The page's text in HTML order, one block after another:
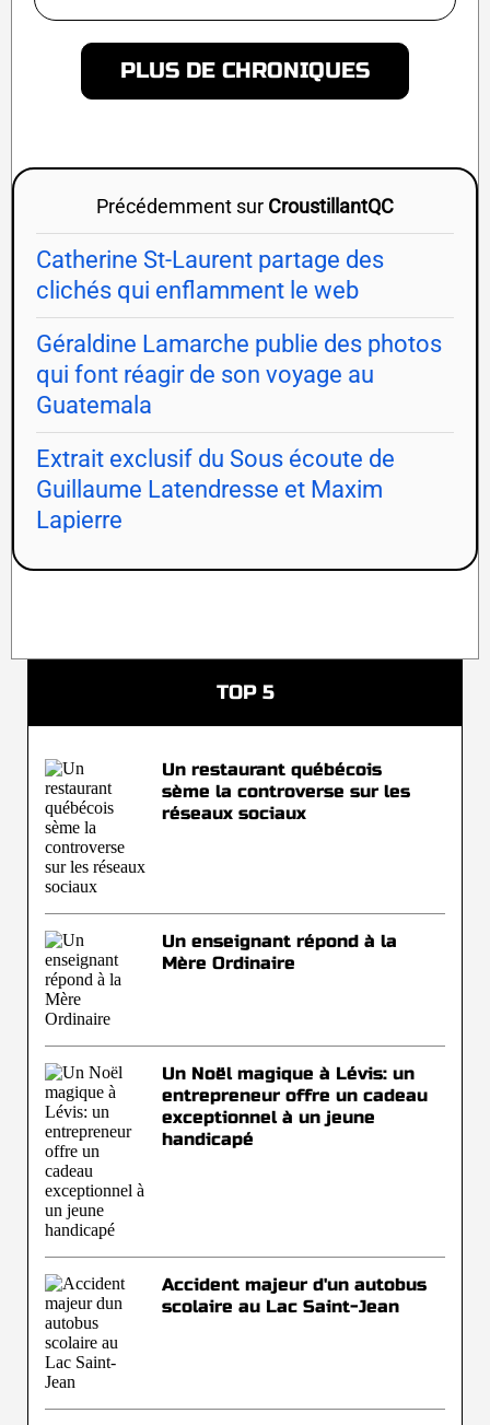
PLUS DE CHRONIQUES
Précédemment sur CroustillantQC
Catherine St-Laurent partage des
clichés qui enflamment le web
Géraldine Lamarche publie des photos
qui font réagir de son voyage au
Guatemala
Extrait exclusif du Sous écoute de
Guillaume Latendresse et Maxim
Lapierre
TOP 5
Un restaurant québécois
sème la controverse sur les
réseaux sociaux
Un enseignant répond à la
Mère Ordinaire
Un Noël magique à Lévis: un
entrepreneur offre un cadeau
exceptionnel à un jeune
handicapé
Accident majeur d'un autobus
scolaire au Lac Saint-Jean